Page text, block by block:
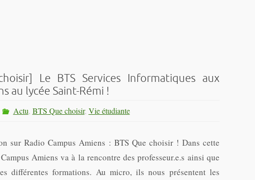
Le BTS Services Informatiques aux
au lycée Saint-Rémi !
Actu, BTS Que choisir, Vie étudiante
sur Radio Campus Amiens : BTS Que choisir ! Dans cette
Amiens va à la rencontre des professeur.e.s ainsi que
différentes formations. Au micro, ils nous présentent les